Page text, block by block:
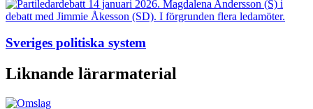
Sveriges politiska system
Liknande lärarmaterial